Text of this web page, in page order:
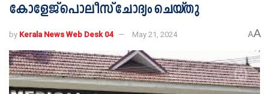
കോളേജ് പൊലീസ് ചോദ്യം ചെയ്തു
by Kerala News Web Desk 04 May 21, 2024 AA